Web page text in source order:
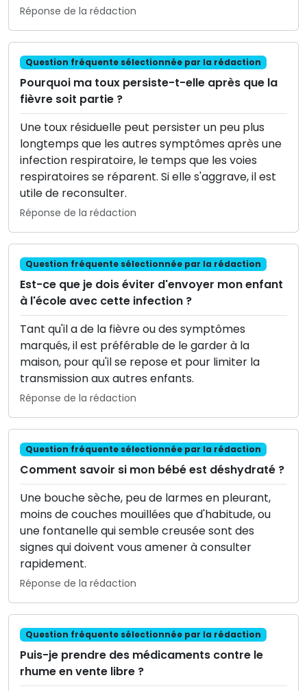
Réponse de la rédaction
Question fréquente sélectionnée par la rédaction
Pourquoi ma toux persiste-t-elle après que la
fièvre soit partie ?
Une toux résiduelle peut persister un peu plus
longtemps que les autres symptômes après une
infection respiratoire, le temps que les voies
respiratoires se réparent. Si elle s'aggrave, il est
utile de reconsulter.
Réponse de la rédaction
Question fréquente sélectionnée par la rédaction
Est-ce que je dois éviter d'envoyer mon enfant
à l'école avec cette infection ?
Tant qu'il a de la fièvre ou des symptômes
marqués, il est préférable de le garder à la
maison, pour qu'il se repose et pour limiter la
transmission aux autres enfants.
Réponse de la rédaction
Question fréquente sélectionnée par la rédaction
Comment savoir si mon bébé est déshydraté ?
Une bouche sèche, peu de larmes en pleurant,
moins de couches mouillées que d'habitude, ou
une fontanelle qui semble creusée sont des
signes qui doivent vous amener à consulter
rapidement.
Réponse de la rédaction
Question fréquente sélectionnée par la rédaction
Puis-je prendre des médicaments contre le
rhume en vente libre ?